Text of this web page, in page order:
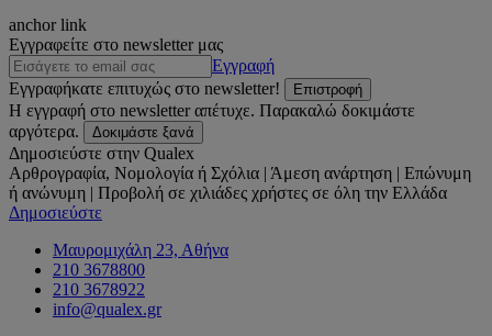
anchor link
Εγγραφείτε στο newsletter μας
Εγγραφή
Εγγραφήκατε επιτυχώς στο newsletter!
Επιστροφή
Η εγγραφή στο newsletter απέτυχε. Παρακαλώ δοκιμάστε
αργότερα.
Δοκιμάστε ξανά
Δημοσιεύστε στην Qualex
Αρθρογραφία, Νομολογία ή Σχόλια | Άμεση ανάρτηση | Επώνυμη
ή ανώνυμη | Προβολή σε χιλιάδες χρήστες σε όλη την Ελλάδα
Δημοσιεύστε
Μαυρομιχάλη 23, Αθήνα
210 3678800
210 3678922
info@qualex.gr